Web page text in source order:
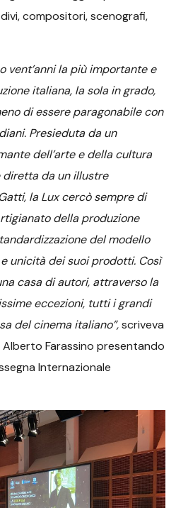
compositori, scenografi,
vent’anni la più importante e
italiana, la sola in grado,
di essere paragonabile con
Presieduta da un
dell’arte e della cultura
diretta da un illustre
la Lux cercò sempre di
della produzione
del modello
unicità dei suoi prodotti. Così
casa di autori, attraverso la
eccezioni, tutti i grandi
del cinema italiano”,scriveva
Farassino presentando
Internazionale